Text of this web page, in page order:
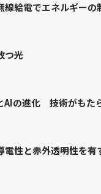
線給電でエネルギーの
つ光
AIの進化 技術がもた
電性と赤外透明性を有